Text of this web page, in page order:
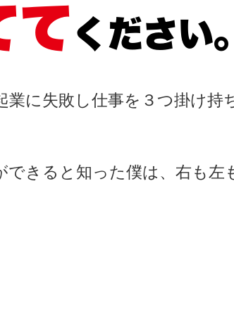
てください。
に失敗し仕事を３つ掛け持
きると知った僕は、右も左